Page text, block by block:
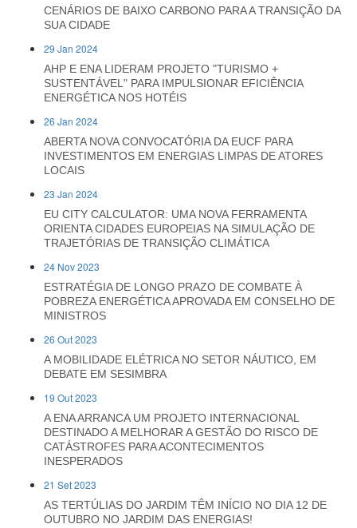
CENÁRIOS DE BAIXO CARBONO PARA A TRANSIÇÃO DA
SUA CIDADE
29 Jan 2024
AHP E ENA LIDERAM PROJETO "TURISMO +
SUSTENTÁVEL" PARA IMPULSIONAR EFICIÊNCIA
ENERGÉTICA NOS HOTÉIS
26 Jan 2024
ABERTA NOVA CONVOCATÓRIA DA EUCF PARA
INVESTIMENTOS EM ENERGIAS LIMPAS DE ATORES
LOCAIS
23 Jan 2024
EU CITY CALCULATOR: UMA NOVA FERRAMENTA
ORIENTA CIDADES EUROPEIAS NA SIMULAÇÃO DE
TRAJETÓRIAS DE TRANSIÇÃO CLIMÁTICA
24 Nov 2023
ESTRATÉGIA DE LONGO PRAZO DE COMBATE À
POBREZA ENERGÉTICA APROVADA EM CONSELHO DE
MINISTROS
26 Out 2023
A MOBILIDADE ELÉTRICA NO SETOR NÁUTICO, EM
DEBATE EM SESIMBRA
19 Out 2023
A ENA ARRANCA UM PROJETO INTERNACIONAL
DESTINADO A MELHORAR A GESTÃO DO RISCO DE
CATÁSTROFES PARA ACONTECIMENTOS
INESPERADOS
21 Set 2023
AS TERTÚLIAS DO JARDIM TÊM INÍCIO NO DIA 12 DE
OUTUBRO NO JARDIM DAS ENERGIAS!